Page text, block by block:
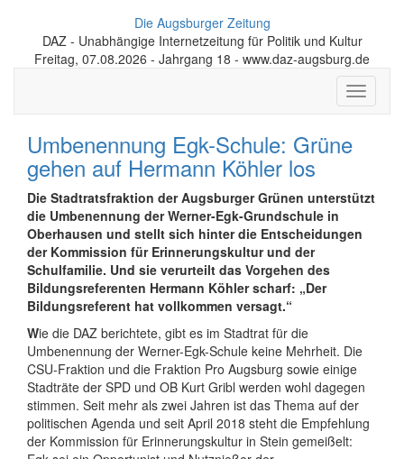
Die Augsburger Zeitung
DAZ - Unabhängige Internetzeitung für Politik und Kultur
Freitag, 07.08.2026 - Jahrgang 18 - www.daz-augsburg.de
Toggle
Umbenennung Egk-Schule: Grüne
gehen auf Hermann Köhler los
Die Stadtratsfraktion der Augsburger Grünen unterstützt
die Umbenennung der Werner-Egk-Grundschule in
Oberhausen und stellt sich hinter die Entscheidungen
der Kommission für Erinnerungskultur und der
Schulfamilie. Und sie verurteilt das Vorgehen des
Bildungsreferenten Hermann Köhler scharf: „Der
Bildungsreferent hat vollkommen versagt.“
Wie die DAZ berichtete, gibt es im Stadtrat für die
Umbenennung der Werner-Egk-Schule keine Mehrheit. Die
CSU-Fraktion und die Fraktion Pro Augsburg sowie einige
Stadträte der SPD und OB Kurt Gribl werden wohl dagegen
stimmen. Seit mehr als zwei Jahren ist das Thema auf der
politischen Agenda und seit April 2018 steht die Empfehlung
der Kommission für Erinnerungskultur in Stein gemeißelt: